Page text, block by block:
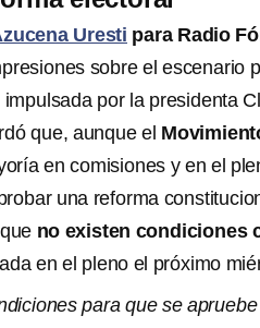
Uresti para Radio
sobre el escenario
impulsada por la presidenta
que, aunque el
en comisiones y en el
una reforma
no existen condiciones
en el pleno el próximo
para que se